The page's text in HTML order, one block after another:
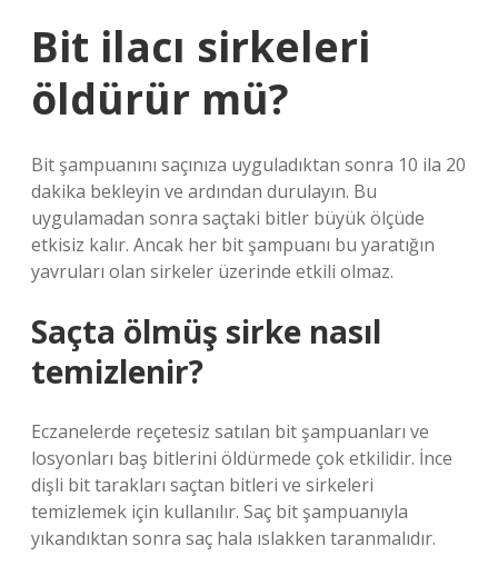
Bit ilacı sirkeleri
öldürür mü?
Bit şampuanını saçınıza uyguladıktan sonra 10 ila 20
dakika bekleyin ve ardından durulayın. Bu
uygulamadan sonra saçtaki bitler büyük ölçüde
etkisiz kalır. Ancak her bit şampuanı bu yaratığın
yavruları olan sirkeler üzerinde etkili olmaz.
Saçta ölmüş sirke nasıl
temizlenir?
Eczanelerde reçetesiz satılan bit şampuanları ve
losyonları baş bitlerini öldürmede çok etkilidir. İnce
dişli bit tarakları saçtan bitleri ve sirkeleri
temizlemek için kullanılır. Saç bit şampuanıyla
yıkandıktan sonra saç hala ıslakken taranmalıdır.